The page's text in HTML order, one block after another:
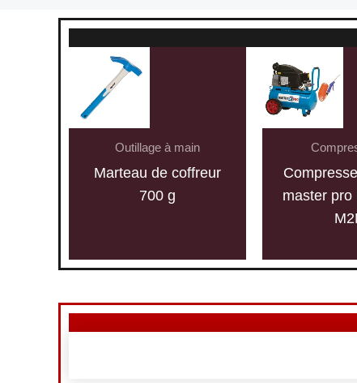
Outillage à main
Marteau de coffreur
700 g
master pro